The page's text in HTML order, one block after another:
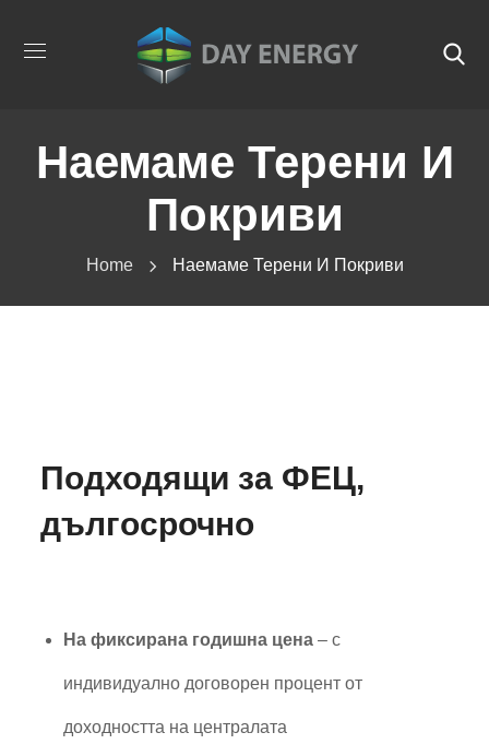
Наемаме Терени И
Покриви
Home Наемаме Терени И Покриви
Подходящи за ФЕЦ,
дългосрочно
На фиксирана годишна цена – с
индивидуално договорен процент от
доходността на централата